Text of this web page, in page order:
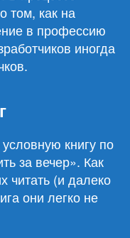
и
не
только
том, как на
в профессию
иногда
книгу по
за вечер». Как
читать (и далеко
они легко не